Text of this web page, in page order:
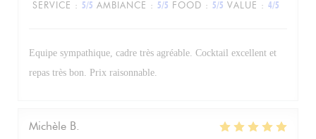
SERVICE : 5/5 AMBIANCE : 5/5 FOOD : 5/5 VALUE : 4/5
Equipe sympathique, cadre très agréable. Cocktail excellent et
repas très bon. Prix raisonnable.
Michèle B